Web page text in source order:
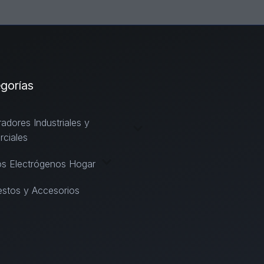
Industriales y
Electrógenos Hogar
y Accesorios